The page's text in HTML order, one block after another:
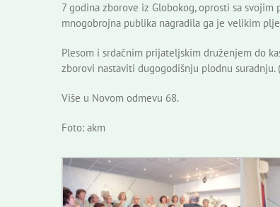
7 godina zborove iz Globokog, oprosti sa
mnogobrojna publika nagradila ga je velikim
Plesom i srdačnim prijateljskim druženjem do
zborovi nastaviti dugogodišnju plodnu suradnju.
Više u Novom odmevu 68.
Foto: akm